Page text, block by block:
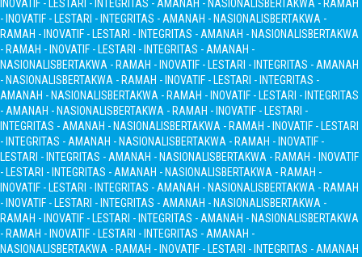
INOVATIF - LESTARI - INTEGRITAS - AMANAH - NASIONALISBERTAKWA - RAMAH
- INOVATIF - LESTARI - INTEGRITAS - AMANAH - NASIONALISBERTAKWA -
RAMAH - INOVATIF - LESTARI - INTEGRITAS - AMANAH - NASIONALISBERTAKWA
- RAMAH - INOVATIF - LESTARI - INTEGRITAS - AMANAH -
NASIONALISBERTAKWA - RAMAH - INOVATIF - LESTARI - INTEGRITAS - AMANAH
- NASIONALISBERTAKWA - RAMAH - INOVATIF - LESTARI - INTEGRITAS -
AMANAH - NASIONALISBERTAKWA - RAMAH - INOVATIF - LESTARI - INTEGRITAS
- AMANAH - NASIONALISBERTAKWA - RAMAH - INOVATIF - LESTARI -
INTEGRITAS - AMANAH - NASIONALISBERTAKWA - RAMAH - INOVATIF - LESTARI
- INTEGRITAS - AMANAH - NASIONALISBERTAKWA - RAMAH - INOVATIF -
LESTARI - INTEGRITAS - AMANAH - NASIONALISBERTAKWA - RAMAH - INOVATIF
- LESTARI - INTEGRITAS - AMANAH - NASIONALISBERTAKWA - RAMAH -
INOVATIF - LESTARI - INTEGRITAS - AMANAH - NASIONALISBERTAKWA - RAMAH
- INOVATIF - LESTARI - INTEGRITAS - AMANAH - NASIONALISBERTAKWA -
RAMAH - INOVATIF - LESTARI - INTEGRITAS - AMANAH - NASIONALISBERTAKWA
- RAMAH - INOVATIF - LESTARI - INTEGRITAS - AMANAH -
NASIONALISBERTAKWA - RAMAH - INOVATIF - LESTARI - INTEGRITAS - AMANAH